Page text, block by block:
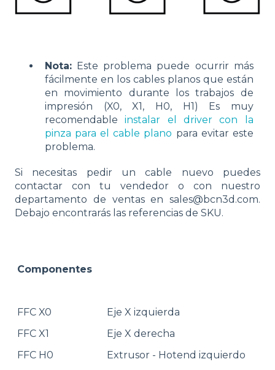
Nota: Este problema puede ocurrir más
fácilmente en los cables planos que están
en movimiento durante los trabajos de
impresión (X0, X1, H0, H1) Es muy
recomendableinstalar el driver con la
pinza para el cable plano para evitar este
problema.
Si necesitas pedir un cable nuevo puedes
contactar con tu vendedor o con nuestro
departamento de ventas en sales@bcn3d.com.
Debajo encontrarás las referencias de SKU.
Componentes
FFC X0
Eje X izquierda
FFC X1
Eje X derecha
FFC H0
Extrusor - Hotend izquierdo